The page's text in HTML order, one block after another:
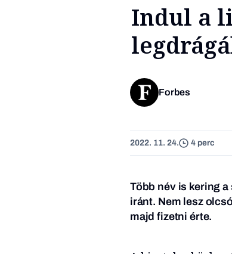
Indul a
Forbes
2022. 11. 24. 4 perc
Több név is kering
iránt. Nem lesz
majd fizetni érte.